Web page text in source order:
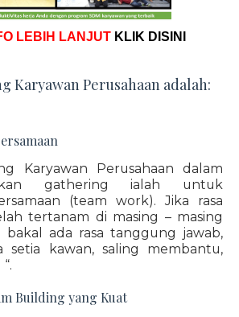
LEBIH LANJUT KLIK DISINI
Karyawan Perusahaan adalah:
Karyawan Perusahaan dalam
gathering ialah untuk
(team work). Jika rasa
tertanam di masing – masing
bakal ada rasa tanggung jawab,
setia kawan, saling membantu,
Building yang Kuat